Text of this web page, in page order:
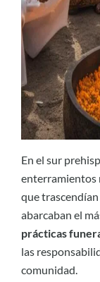
En el sur
enterramientos
que
abarcaban el
prácticas
las
comunidad.